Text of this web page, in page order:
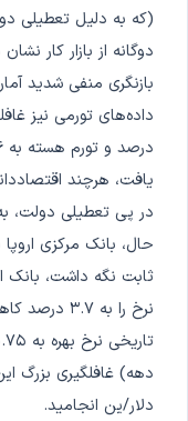
(که به دلیل تعطیلی
دوگانه از بازار کار
یافت، هرچند
در پی تعطیلی دولت،
حال، بانک مرکزی
نرخ را به
دهه) غافلگیری بزرگ
دلار/ین انجامید.